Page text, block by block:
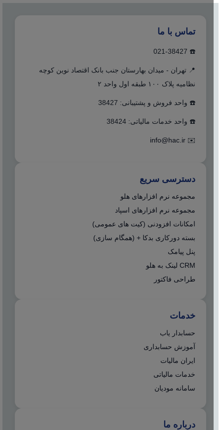
تماس با ما
☎️ 021-38427
📍 تهران - میدان بهارستان جنب بانک اقتصاد نوین کوچه
نظامیه پلاک ۱۰۰ طبقه اول واحد ۲
☎️ واحد فروش و پشتیبانی: 38427
☎️ واحد خدمات مالیاتی: 38424
✉️
info@hac.ir
دسترسی سریع
مجموعه نرم افزارهای هلو
مجموعه نرم افزارهای اسپاد
امکانات افزودنی (کیت های عمومی)
بسته دورکاری بدکا + (همگام سازی)
پنل پیامک
CRM لینک به هلو
طراحی فاکتور
خدمات
حسابدار یاب
آموزش حسابداری
ایران مالیات
خدمات مالیاتی
سامانه مودیان
درباره ما